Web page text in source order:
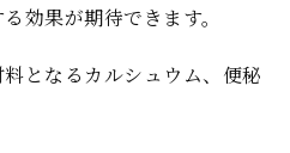
効果が期待できます。
となるカルシュウム、便秘